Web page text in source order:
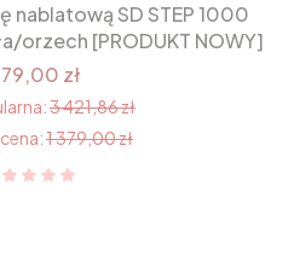
nablatową SD STEP 1000
orzech [PRODUKT NOWY]
zł
3 421,86 zł
1 379,00 zł